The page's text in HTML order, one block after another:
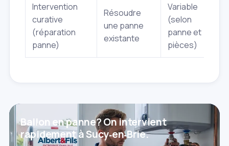
Intervention
curative
(réparation
panne)
Résoudre
une panne
existante
Variable
(selon
panne et
pièces)
Ballon en panne? On intervient
rapidement à Sucy‑en‑Brie.